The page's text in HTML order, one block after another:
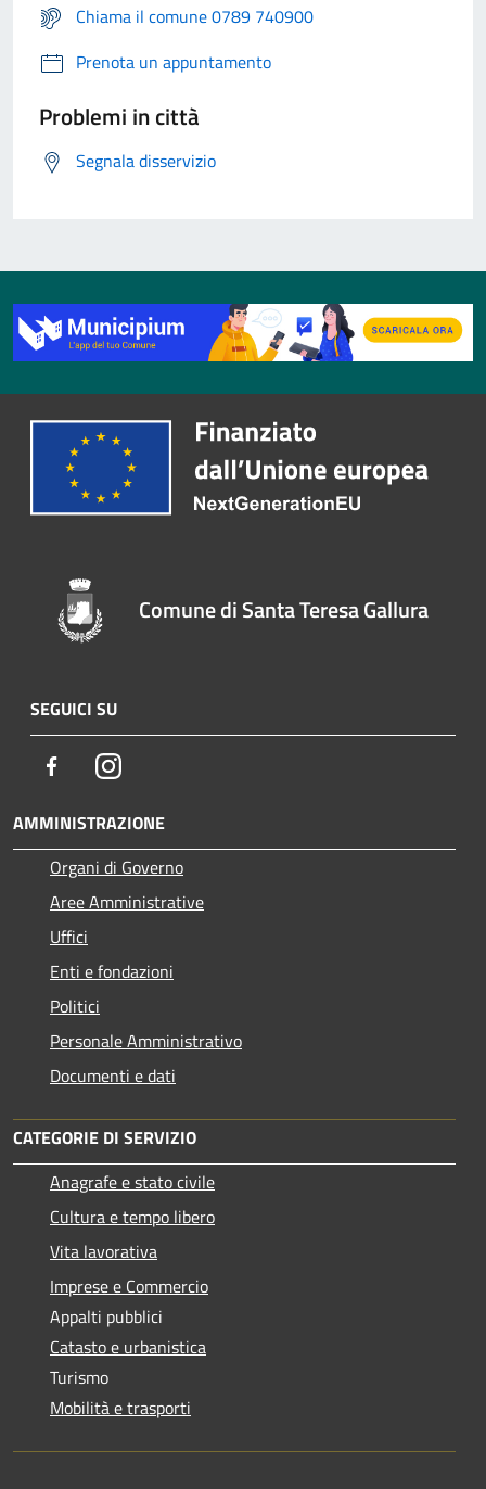
Chiama il comune 0789 740900
Prenota un appuntamento
Problemi in città
Segnala disservizio
Comune di Santa Teresa Gallura
SEGUICI SU
FacebookInstagram
AMMINISTRAZIONE
Organi di Governo
Aree Amministrative
Uffici
Enti e fondazioni
Politici
Personale Amministrativo
Documenti e dati
CATEGORIE DI SERVIZIO
Anagrafe e stato civile
Cultura e tempo libero
Vita lavorativa
Imprese e Commercio
Appalti pubblici
Catasto e urbanistica
Turismo
Mobilità e trasporti